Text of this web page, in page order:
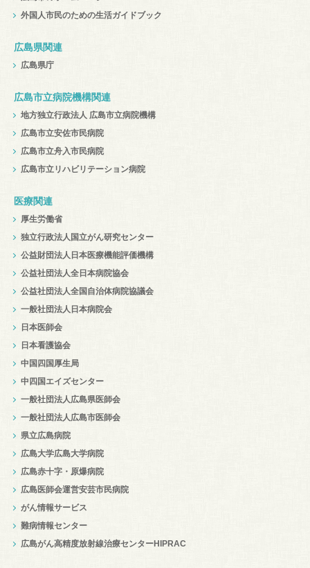
外国人市民のための生活ガイドブック
広島県関連
広島県庁
広島市立病院機構関連
地方独立行政法人 広島市立病院機構
広島市立安佐市民病院
広島市立舟入市民病院
広島市立リハビリテーション病院
医療関連
厚生労働省
独立行政法人国立がん研究センター
公益財団法人日本医療機能評価機構
公益社団法人全日本病院協会
公益社団法人全国自治体病院協議会
一般社団法人日本病院会
日本医師会
日本看護協会
中国四国厚生局
中四国エイズセンター
一般社団法人広島県医師会
一般社団法人広島市医師会
県立広島病院
広島大学広島大学病院
広島赤十字・原爆病院
広島医師会運営安芸市民病院
がん情報サービス
難病情報センター
広島がん高精度放射線治療センターHIPRAC